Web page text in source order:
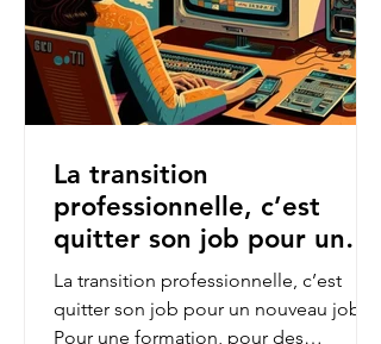
La transition
professionnelle, c’est
quitter son job pour un
nouveau job.
La transition professionnelle, c’est
quitter son job pour un nouveau job.
Pour une formation, pour des